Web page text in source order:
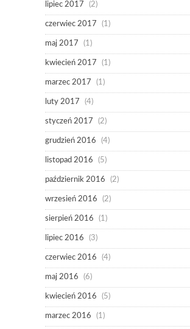
lipiec 2017 (2)
czerwiec 2017 (1)
maj 2017 (1)
kwiecień 2017 (1)
marzec 2017 (1)
luty 2017 (4)
styczeń 2017 (2)
grudzień 2016 (4)
listopad 2016 (5)
październik 2016 (2)
wrzesień 2016 (2)
sierpień 2016 (1)
lipiec 2016 (3)
czerwiec 2016 (4)
maj 2016 (6)
kwiecień 2016 (5)
marzec 2016 (1)